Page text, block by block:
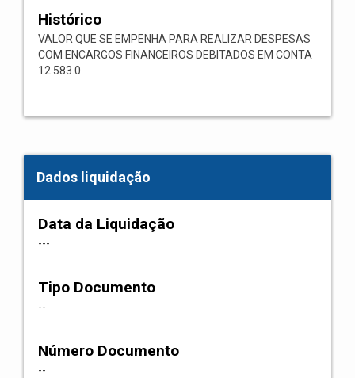
Histórico
VALOR QUE SE EMPENHA PARA REALIZAR DESPESAS
COM ENCARGOS FINANCEIROS DEBITADOS EM CONTA
12.583.0.
Dados liquidação
Data da Liquidação
---
Tipo Documento
--
Número Documento
--